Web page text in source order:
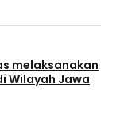
melaksanakan
Wilayah Jawa